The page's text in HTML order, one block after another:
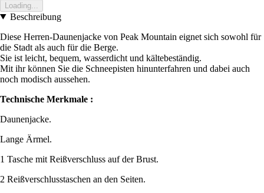
Loading...
Beschreibung
Diese Herren-Daunenjacke von Peak Mountain eignet sich sowohl für
die Stadt als auch für die Berge.
Sie ist leicht, bequem, wasserdicht und kältebeständig.
Mit ihr können Sie die Schneepisten hinunterfahren und dabei auch
noch modisch aussehen.
Technische Merkmale :
Daunenjacke.
Lange Ärmel.
1 Tasche mit Reißverschluss auf der Brust.
2 Reißverschlusstaschen an den Seiten.